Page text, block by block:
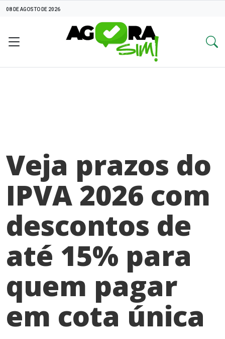
08 DE AGOSTO DE 2026
Veja prazos do
IPVA 2026 com
descontos de
até 15% para
quem pagar
em cota única